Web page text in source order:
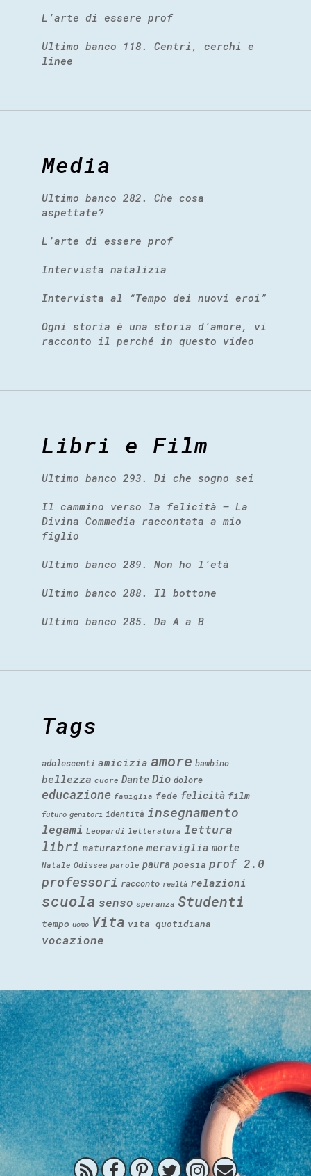
L’arte di essere prof
Ultimo banco 118. Centri, cerchi e
linee
Media
Ultimo banco 282. Che cosa
aspettate?
L’arte di essere prof
Intervista natalizia
Intervista al “Tempo dei nuovi eroi”
Ogni storia è una storia d’amore, vi
racconto il perché in questo video
Libri e Film
Ultimo banco 293. Di che sogno sei
Il cammino verso la felicità – La
Divina Commedia raccontata a mio
figlio
Ultimo banco 289. Non ho l’età
Ultimo banco 288. Il bottone
Ultimo banco 285. Da A a B
Tags
adolescenti amicizia amore bambino
bellezza cuore Dante Dio dolore
educazione famiglia fede felicità film
futuro genitori identità insegnamento
legami Leopardi letteratura lettura
libri maturazione meraviglia morte
Natale Odissea parole paura poesia prof 2.0
professori racconto realtà relazioni
scuola senso speranza Studenti
tempo uomo Vita vita quotidiana
vocazione